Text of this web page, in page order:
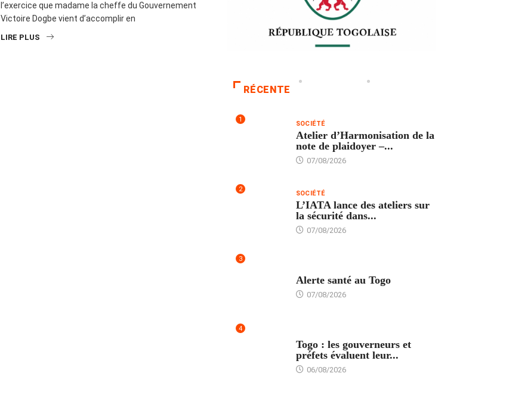
l’exercice que madame la cheffe du Gouvernement
Victoire Dogbe vient d’accomplir en
LIRE PLUS
RÉCENTE
1 SOCIÉTÉ
Atelier d’Harmonisation de la
note de plaidoyer –...
07/08/2026
2 SOCIÉTÉ
L’IATA lance des ateliers sur
la sécurité dans...
07/08/2026
3
Alerte santé au Togo
07/08/2026
4
Togo : les gouverneurs et
préfets évaluent leur...
06/08/2026